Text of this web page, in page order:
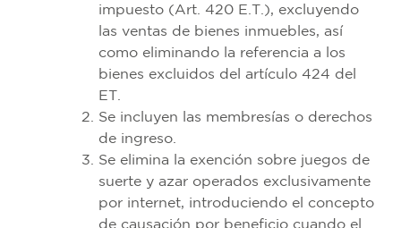
impuesto (Art. 420 E.T.), excluyendo
las ventas de bienes inmuebles, así
como eliminando la referencia a los
bienes excluidos del artículo 424 del
ET.
Se incluyen las membresías o derechos
de ingreso.
Se elimina la exención sobre juegos de
suerte y azar operados exclusivamente
por internet, introduciendo el concepto
de causación por beneficio cuando el